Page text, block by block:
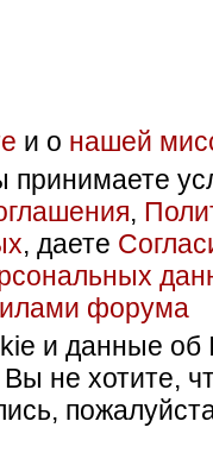
и о нашей
принимаете
,
, даете
форума
и данные об
не хотите,